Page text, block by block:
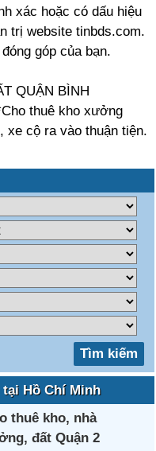
xác hoặc có dấu hiệu
trị website tinbds.com.
góp của bạn.
QUẬN BÌNH
thuê kho xưởng
xe cộ ra vào thuận tiện.
Hồ Chí Minh
thuê kho, nhà
đất Quận 2